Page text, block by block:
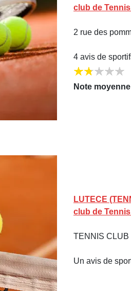
club de
2 rue des
4 avis de
Note
LUTECE
club de Tennis
TENNIS CLUB
Un avis de